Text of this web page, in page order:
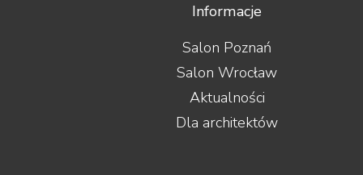
Informacje
Salon Poznań
Salon Wrocław
Aktualności
Dla architektów